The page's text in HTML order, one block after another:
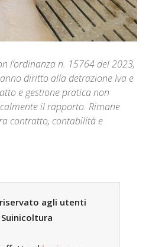
l’ordinanza n. 15764 del 2023,
diritto alla detrazione Iva e
e gestione pratica non
il rapporto. Rimane
contratto, contabilità e
agli utenti